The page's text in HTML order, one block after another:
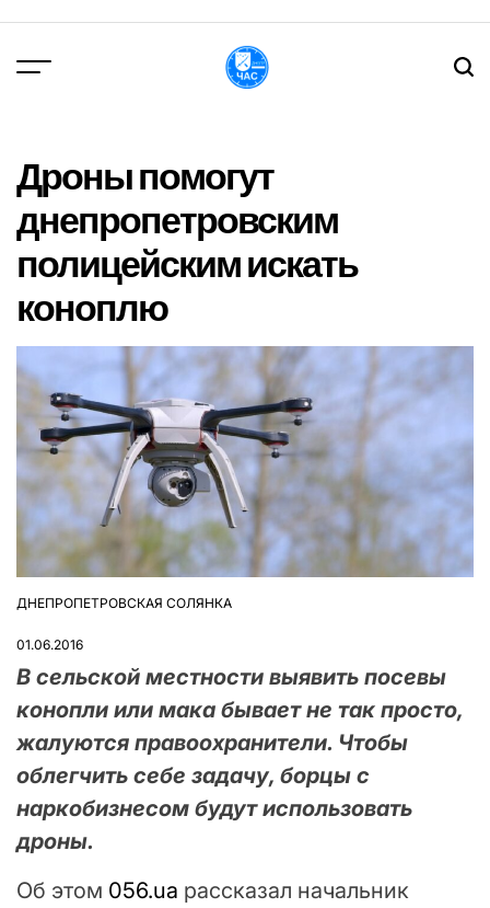
вмісту
Дроны помогут
днепропетровским
полицейским искать
коноплю
ОПУБЛІКУВАТИ
ДНЕПРОПЕТРОВСКАЯ СОЛЯНКА
01.06.2016
В сельской местности выявить посевы
конопли или мака бывает не так просто,
жалуются правоохранители. Чтобы
облегчить себе задачу, борцы с
наркобизнесом будут использовать
дроны.
Об этом 056.ua рассказал начальник